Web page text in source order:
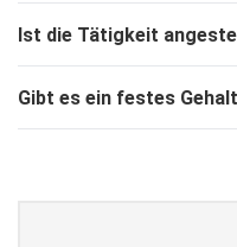
Ist die Tätigkeit
Gibt es ein festes